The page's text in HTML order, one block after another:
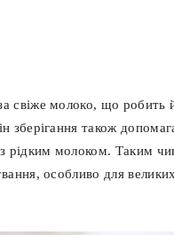
свіже молоко, що робить
зберігання також
рідким молоком. Таким
особливо для